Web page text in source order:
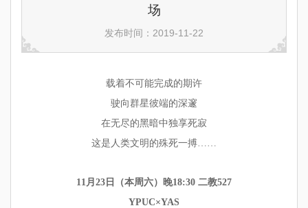
场
发布时间：2019-11-22
载着不可能完成的期许
驶向群星彼端的深邃
在无尽的黑暗中独享死寂
这是人类文明的殊死一搏……
11月23日（本周六）晚18:30 二教527
YPUC×YAS